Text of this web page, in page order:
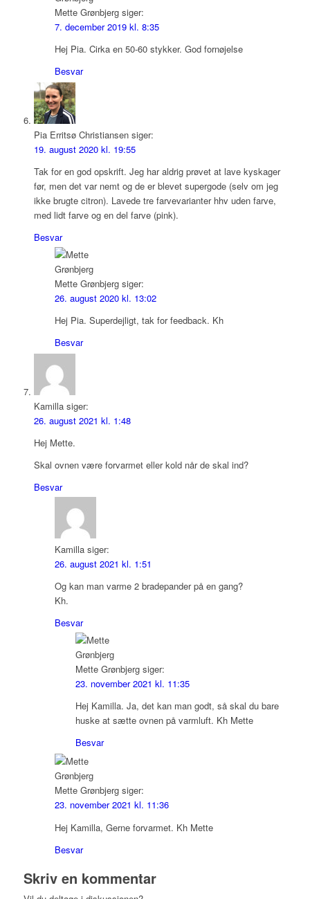
Mette Grønbjerg siger:
7. december 2019 kl. 8:35
Hej Pia. Cirka en 50-60 stykker. God fornøjelse
Besvar
Pia Erritsø Christiansen siger:
19. august 2020 kl. 19:55
Tak for en god opskrift. Jeg har aldrig prøvet at lave kyskager
før, men det var nemt og de er blevet supergode (selv om jeg
ikke brugte citron). Lavede tre farvevarianter hhv uden farve,
med lidt farve og en del farve (pink).
Besvar
Mette Grønbjerg siger:
26. august 2020 kl. 13:02
Hej Pia. Superdejligt, tak for feedback. Kh
Besvar
Kamilla siger:
26. august 2021 kl. 1:48
Hej Mette.
Skal ovnen være forvarmet eller kold når de skal ind?
Besvar
Kamilla siger:
26. august 2021 kl. 1:51
Og kan man varme 2 bradepander på en gang?
Kh.
Besvar
Mette Grønbjerg siger:
23. november 2021 kl. 11:35
Hej Kamilla. Ja, det kan man godt, så skal du bare
huske at sætte ovnen på varmluft. Kh Mette
Besvar
Mette Grønbjerg siger:
23. november 2021 kl. 11:36
Hej Kamilla, Gerne forvarmet. Kh Mette
Besvar
Skriv en kommentar